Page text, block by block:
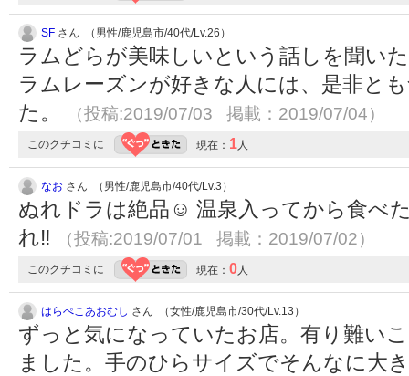
SF さん （男性/鹿児島市/40代/Lv.26）
ラムどらが美味しいという話しを聞い
ラムレーズンが好きな人には、是非と
た。
（投稿:2019/07/03 掲載：2019/07/04）
このクチコミに 現在： 1人
なお さん （男性/鹿児島市/40代/Lv.3）
ぬれドラは絶品☺️ 温泉入ってから食べ
れ‼️
（投稿:2019/07/01 掲載：2019/07/02）
このクチコミに 現在： 0人
はらぺこあおむし さん （女性/鹿児島市/30代/Lv.13）
ずっと気になっていたお店。有り難い
ました。手のひらサイズでそんなに大